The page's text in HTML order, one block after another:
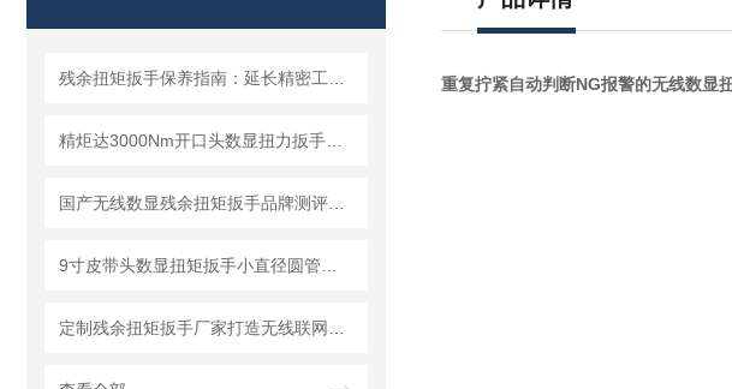
重复拧紧自动判断NG报警的无线数显